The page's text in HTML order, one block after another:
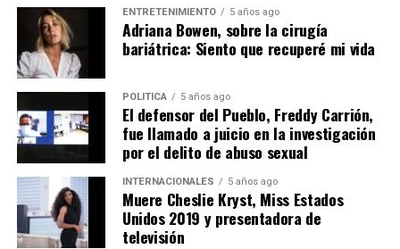
Ellos siguen sin regresar.
Y mientras no aparezcan, para sus familias la tragedia
continuará ocurriendo cada amanecer.
La solidaridad llegó antes que el
olvido
Cuando Rosa Pineda tomó el micrófono, no habló desde
el resentimiento.
Los indicios fueron puestos bajo cadena de custodia
conforme a los protocolos establecidos, con el
propósito de que las autoridades competentes
su procedencia, posible utilización y eventuales
responsabilidades penales.
ENTRETENIMIENTO 5 años ago
Adriana Bowen, sobre la cirugía
bariátrica: Siento que recuperé mi vida
POLITICA 5 años ago
El defensor del Pueblo, Freddy Carrión,
fue llamado a juicio en la investigación
por el delito de abuso sexual
INTERNACIONALES 5 años ago
Muere Cheslie Kryst, Miss Estados
Unidos 2019 y presentadora de
televisión